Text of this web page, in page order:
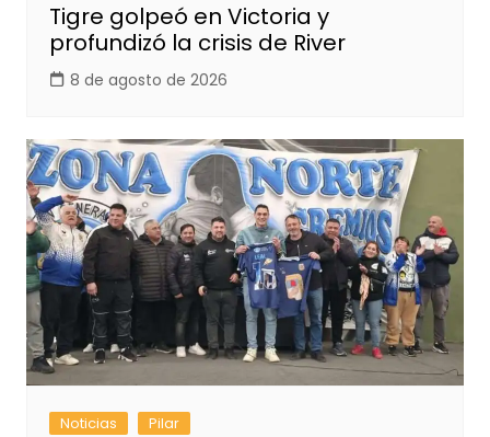
Tigre golpeó en Victoria y
profundizó la crisis de River
8 de agosto de 2026
Noticias Pilar